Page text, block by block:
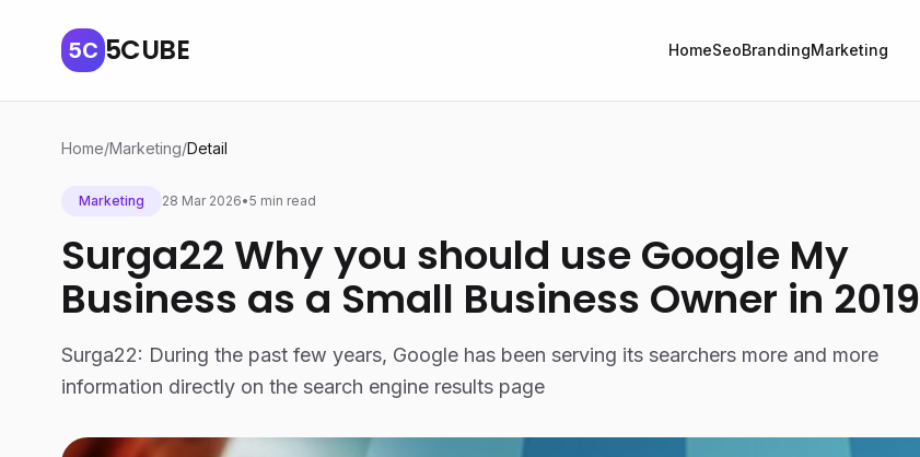
5C 5CUBE HomeSeoBrandingMarketing
Home/Marketing/Detail
Marketing 28 Mar 2026•5 min read
Surga22 Why you should use Google My
Business as a Small Business Owner in 2019
Surga22: During the past few years, Google has been serving its searchers more and more
information directly on the search engine results page